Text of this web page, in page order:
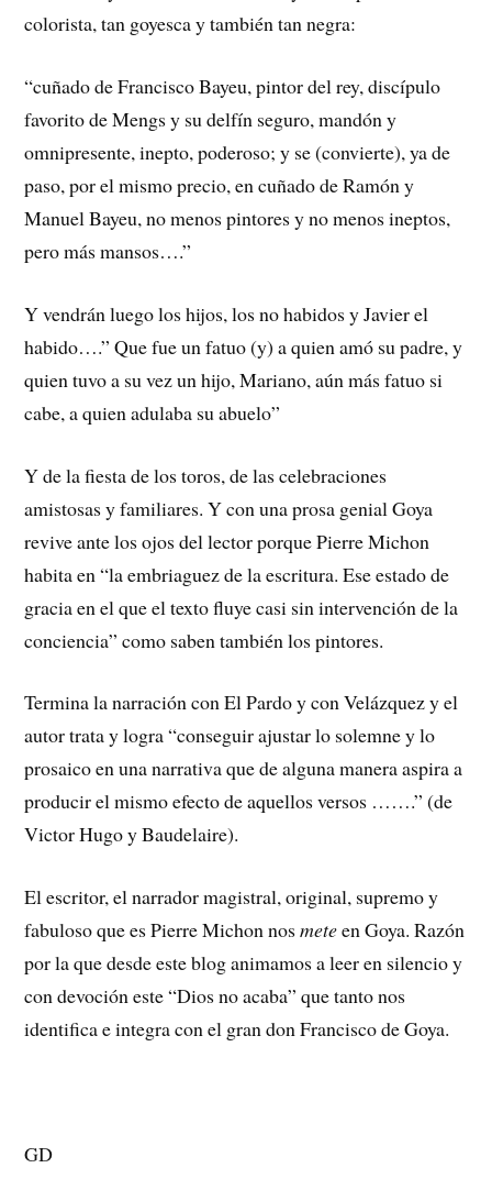
colorista, tan goyesca y también tan negra:
“cuñado de Francisco Bayeu, pintor del rey, discípulo
favorito de Mengs y su delfín seguro, mandón y
omnipresente, inepto, poderoso; y se (convierte), ya de
paso, por el mismo precio, en cuñado de Ramón y
Manuel Bayeu, no menos pintores y no menos ineptos,
pero más mansos….”
Y vendrán luego los hijos, los no habidos y Javier el
habido….” Que fue un fatuo (y) a quien amó su padre, y
quien tuvo a su vez un hijo, Mariano, aún más fatuo si
cabe, a quien adulaba su abuelo”
Y de la fiesta de los toros, de las celebraciones
amistosas y familiares. Y con una prosa genial Goya
revive ante los ojos del lector porque Pierre Michon
habita en “la embriaguez de la escritura. Ese estado de
gracia en el que el texto fluye casi sin intervención de la
conciencia” como saben también los pintores.
Termina la narración con El Pardo y con Velázquez y el
autor trata y logra “conseguir ajustar lo solemne y lo
prosaico en una narrativa que de alguna manera aspira a
producir el mismo efecto de aquellos versos …….” (de
Victor Hugo y Baudelaire).
El escritor, el narrador magistral, original, supremo y
fabuloso que es Pierre Michon nosmeteen Goya. Razón
por la que desde este blog animamos a leer en silencio y
con devoción este “Dios no acaba” que tanto nos
identifica e integra con el gran don Francisco de Goya.
GD